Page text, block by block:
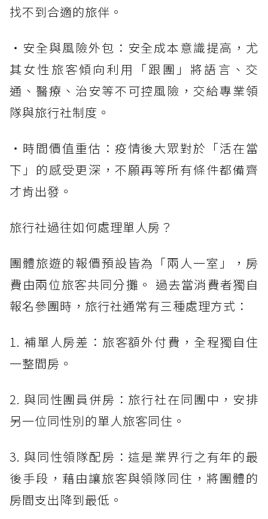
找不到合適的旅伴。
・安全與風險外包：安全成本意識提高，尤
其女性旅客傾向利用「跟團」將語言、交
通、醫療、治安等不可控風險，交給專業領
隊與旅行社制度。
・時間價值重估：疫情後大眾對於「活在當
下」的感受更深，不願再等所有條件都備齊
才肯出發。
旅行社過往如何處理單人房？
團體旅遊的報價預設皆為「兩人一室」，房
費由兩位旅客共同分攤。 過去當消費者獨自
報名參團時，旅行社通常有三種處理方式：
1. 補單人房差：旅客額外付費，全程獨自住
一整間房。
2. 與同性團員併房：旅行社在同團中，安排
另一位同性別的單人旅客同住。
3. 與同性領隊配房：這是業界行之有年的最
後手段，藉由讓旅客與領隊同住，將團體的
房間支出降到最低。